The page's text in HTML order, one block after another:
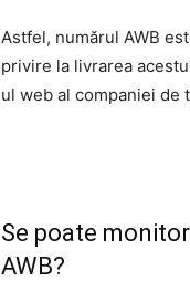
Astfel, numărul AWB
privire la livrarea
ul web al companiei de
Se poate
AWB?